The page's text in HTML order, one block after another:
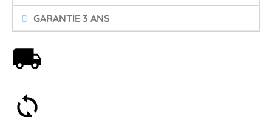
GARANTIE 3 ANS